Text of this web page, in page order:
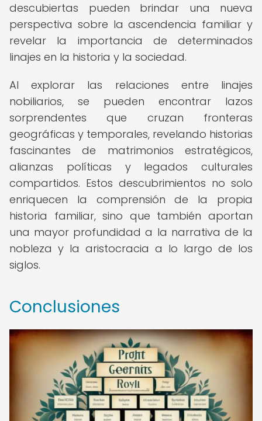
descubiertas pueden brindar una nueva
perspectiva sobre la ascendencia familiar y
revelar la importancia de determinados
linajes en la historia y la sociedad.
Al explorar las relaciones entre linajes
nobiliarios, se pueden encontrar lazos
sorprendentes que cruzan fronteras
geográficas y temporales, revelando historias
fascinantes de matrimonios estratégicos,
alianzas políticas y legados culturales
compartidos. Estos descubrimientos no solo
enriquecen la comprensión de la propia
historia familiar, sino que también aportan
una mayor profundidad a la narrativa de la
nobleza y la aristocracia a lo largo de los
siglos.
Conclusiones